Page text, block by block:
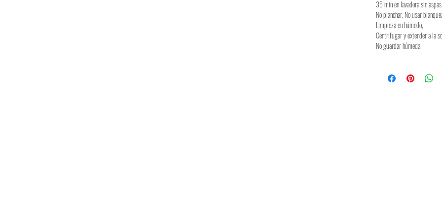
35 min en lavadora sin
No planchar, No usar
Limpieza en húmedo,
Centrifugar y extender a la
No guardar húmeda.